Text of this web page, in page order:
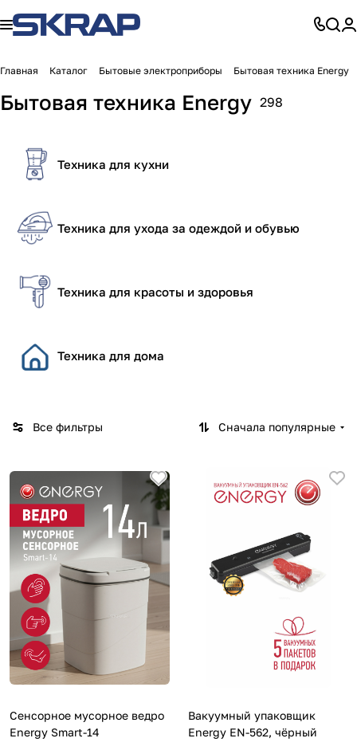
Главная Каталог Бытовые электроприборы Бытовая техника Energy
Бытовая техника Energy 298
Техника для кухни
Техника для ухода за одеждой и обувью
Техника для красоты и здоровья
Техника для дома
Все фильтры Сначала популярные
Сенсорное мусорное ведро
Energy Smart-14
Вакуумный упаковщик
Energy EN-562, чёрный